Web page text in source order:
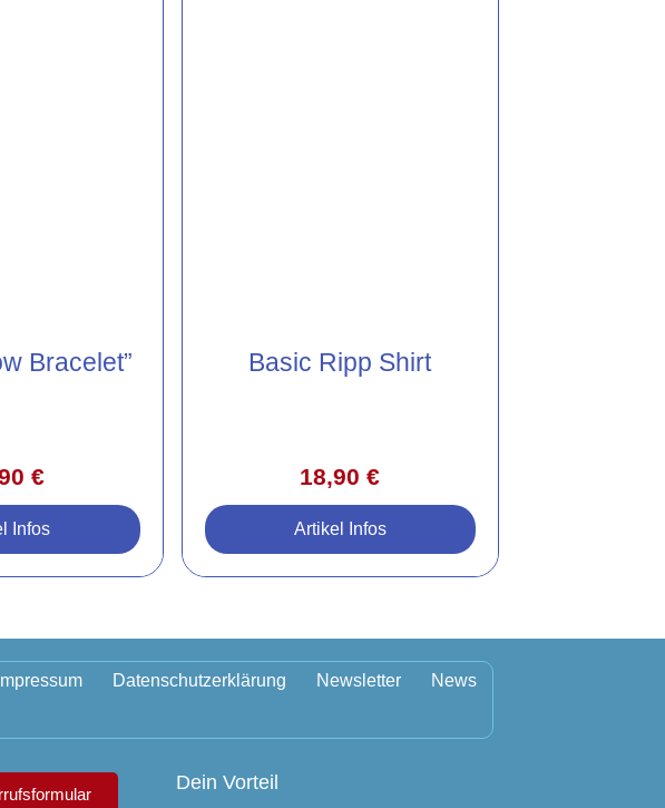
Bracelet”
€
Infos
Basic Ripp Shirt
18,90€
Artikel Infos
Impressum Datenschutzerklärung Newsletter
News
Dein Vorteil
gefunden.